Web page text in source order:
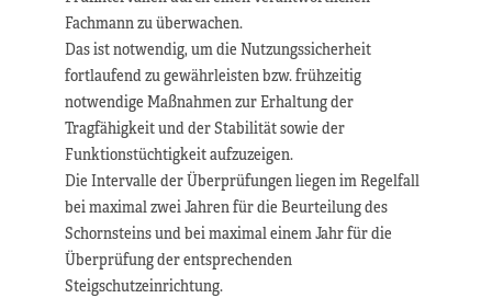
Fachmann zu überwachen.
Das ist notwendig, um die Nutzungssicherheit
fortlaufend zu gewährleisten bzw. frühzeitig
notwendige Maßnahmen zur Erhaltung der
Tragfähigkeit und der Stabilität sowie der
Funktionstüchtigkeit aufzuzeigen.
Die Intervalle der Überprüfungen liegen im Regelfall
bei maximal zwei Jahren für die Beurteilung des
Schornsteins und bei maximal einem Jahr für die
Überprüfung der entsprechenden
Steigschutzeinrichtung.